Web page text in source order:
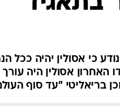
כי אסולין יהיה
בריאליטי "עד סוף